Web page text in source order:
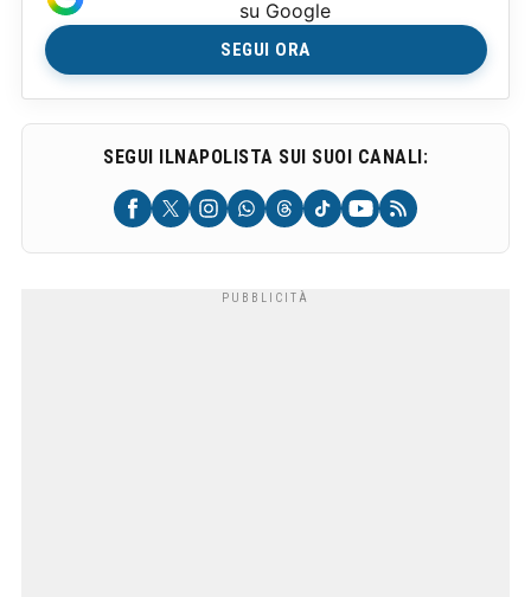
su Google
SEGUI ORA
SEGUI ILNAPOLISTA SUI SUOI CANALI: